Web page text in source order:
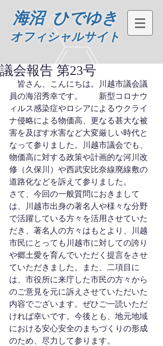
海沼 ひでゆき
オフィシャルサイト
議会報告 第23号
皆さん、こんにちは。川越市議会議
員の海沼秀幸です。　　新型コロナウ
ィルス感染症やロシアによるウクライ
ナ侵略による物価高、更なる甚大な被
害を及ぼす水害など大変厳しい時代と
なって参りました。川越市議会でも、
物価高に対する政策や計画的な河川改
修（久保川）や西武安比奈線廃線敷の
道路化などを訴えて参りました。
さて、今回の一般質問におきまして
は、川越市出身の著名人や様々な分野
で活躍している方々を活用させていた
だき、著名人の方々はもとより、川越
市民にとっても川越市に対しての誇り
や郷土愛を育んでいただく提言をさせ
ていただきました。また、二項目に
は、市役所に来庁した市民の方々から
のご意見を元に訴えさせていただいた
内容でございます。ぜひご一読いただ
ければ幸いです。今後とも、地元地域
における安心安全のまちづくりの形成
のため、尽力して参ります。